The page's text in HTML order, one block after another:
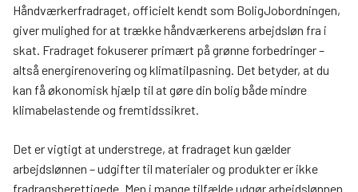
Håndværkerfradraget, officielt kendt som BoligJobordningen,
giver mulighed for at trække håndværkerens arbejdsløn fra i
skat. Fradraget fokuserer primært på grønne forbedringer –
altså energirenovering og klimatilpasning. Det betyder, at du
kan få økonomisk hjælp til at gøre din bolig både mindre
klimabelastende og fremtidssikret.
Det er vigtigt at understrege, at fradraget kun gælder
arbejdslønnen – udgifter til materialer og produkter er ikke
fradragsberettigede. Men i mange tilfælde udgør arbejdslønnen